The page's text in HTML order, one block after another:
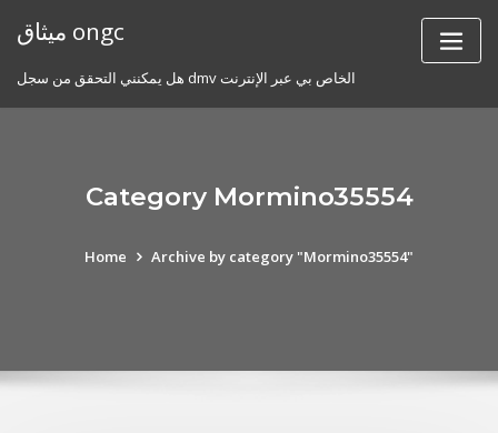
ميثاق ongc
هل يمكنني التحقق من سجل dmv الخاص بي عبر الإنترنت
Category Mormino35554
Home Archive by category "Mormino35554"